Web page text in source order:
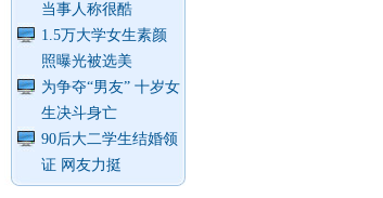
当事人称很酷
1.5万大学女生素颜
照曝光被选美
为争夺“男友” 十岁女
生决斗身亡
90后大二学生结婚领
证 网友力挺